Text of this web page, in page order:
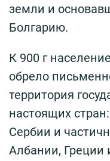
земли и
Болгарию.
К 900 г
обрело
территория
настоящих
Сербии и
Албании, Греции